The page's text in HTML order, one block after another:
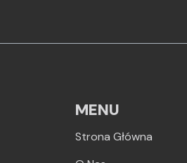
MENU
Strona Główna